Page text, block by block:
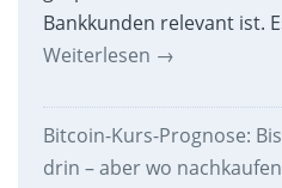
Bankkunden relevant ist.
Weiterlesen →
Bitcoin-Kurs-Prognose:
drin – aber wo